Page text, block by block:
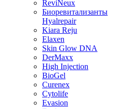
ReviNeux
Биоревитализанты
Hyalrepair
Kiara Reju
Elaxen
Skin Glow DNA
DerMaxx
High Injection
BioGel
Curenex
Cytolife
Evasion